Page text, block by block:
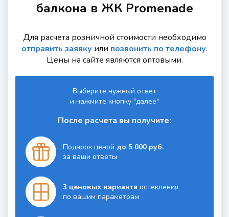
балкона в ЖК Promenade
Для расчета розничной стоимости необходимо
отправить заявку или позвонить по телефону.
Цены на сайте являются оптовыми.
Выберите нужный ответ
и нажмите кнопку "далее"
После расчета вы получите:
Подарок ценой до 5 000 руб.
за ваши ответы
3 ценовых вариантаостекления
по вашим параметрам